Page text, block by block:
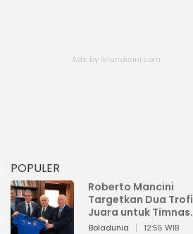
POPULER
Roberto Mancini
Targetkan Dua Trofi
Juara untuk Timnas
Italia
Boladunia 12:55 WIB